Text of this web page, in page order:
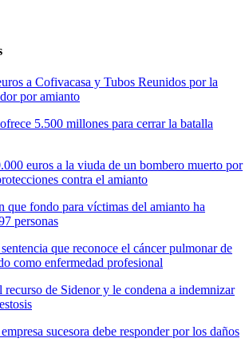
a Cofivacasa y Tubos Reunidos por la
por amianto
5.500 millones para cerrar la batalla
euros a la viuda de un bombero muerto por
contra el amianto
que fondo para víctimas del amianto ha
personas
que reconoce el cáncer pulmonar de
como enfermedad profesional
de Sidenor y le condena a indemnizar
sucesora debe responder por los daños